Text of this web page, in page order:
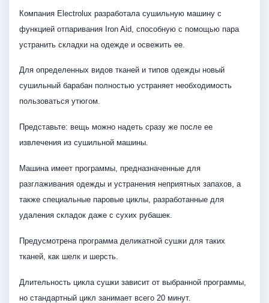
Компания Electrolux разработала сушильную машину c
функцией отпаривания Iron Aid, способную с помощью пара
устранить складки на одежде и освежить ее.
Для определенных видов тканей и типов одежды новый
сушильный барабан полностью устраняет необходимость
пользоваться утюгом.
Представьте: вещь можно надеть сразу же после ее
извлечения из сушильной машины.
Машина имеет программы, предназначенные для
разглаживания одежды и устранения неприятных запахов, а
также специальные паровые циклы, разработанные для
удаления складок даже с сухих рубашек.
Предусмотрена программа деликатной сушки для таких
тканей, как шелк и шерсть.
Длительность цикла сушки зависит от выбранной программы,
но стандартный цикл занимает всего 20 минут.